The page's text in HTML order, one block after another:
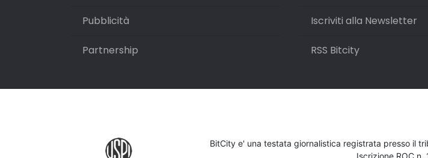
Pubblicità
Partnership
Iscriviti alla Newsletter
RSS Bitcity
BitCity e' una testata giornalistica registrata presso il
Iscrizione ROC n.